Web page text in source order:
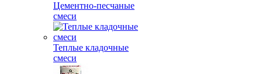
Цементно-песчаные
смеси
Теплые кладочные
смеси